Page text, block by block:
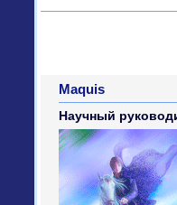
Maquis
Научный